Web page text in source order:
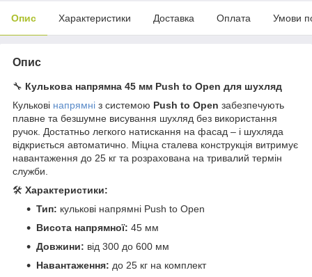
Опис Характеристики Доставка Оплата Умови
Опис
🔧 Кулькова напрямна 45 мм Push to Open для шухляд
Кулькові напрямні з системою Push to Open забезпечують
плавне та безшумне висування шухляд без використання
ручок. Достатньо легкого натискання на фасад – і шухляда
відкриється автоматично. Міцна сталева конструкція витримує
навантаження до 25 кг та розрахована на тривалий термін
служби.
🛠 Характеристики:
Тип: кулькові напрямні Push to Open
Висота напрямної: 45 мм
Довжини: від 300 до 600 мм
Навантаження: до 25 кг на комплект